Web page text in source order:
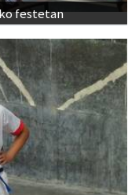
festetan